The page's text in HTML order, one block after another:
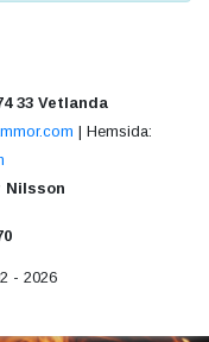
33 Vetlanda
| Hemsida:
Nilsson
- 2026